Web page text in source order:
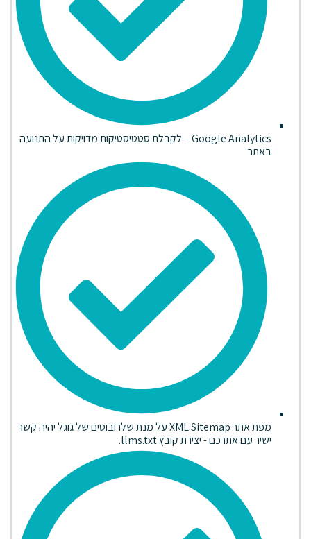
Google Analytics – לקבלת סטטיסטיקות מדויקות על התנועה
באתר
מפת אתר XML Sitemap על מנת שלרובוטים של גוגל יהיה קשר
ישיר עם אתרכם - יצירת קובץ llms.txt.